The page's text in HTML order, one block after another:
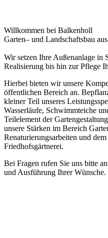
Willkommen bei Balkenholl
Garten– und Landschaftsbau
Wir setzen Ihre Außenanlage in
Realisierung bis hin zur Pflege
Hierbei bieten wir unsere
öffentlichen Bereich an.
kleiner Teil unseres
Wasserläufe, Schwimmteiche
Teilelement der
unsere Stärken im Bereich
Renaturierungsarbeiten und
Friedhofsgärtnerei.
Bei Fragen rufen Sie uns bitte
und Ausführung Ihrer Wünsche.